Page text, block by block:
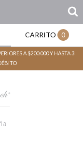
CARRITO 0
A $200.000 Y HASTA 3